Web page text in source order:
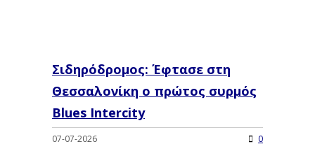
Σιδηρόδρομος: Έφτασε στη
Θεσσαλονίκη ο πρώτος συρμός
Blues Intercity
07-07-2026 0